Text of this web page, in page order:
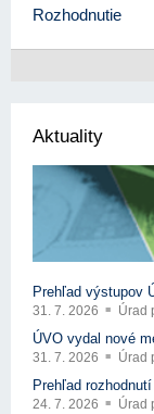
Rozhodnutie
Aktuality
Prehľad výstupov
31. 7. 2026 Úrad
ÚVO vydal nové
31. 7. 2026 Úrad
Prehľad
24. 7. 2026 Úrad